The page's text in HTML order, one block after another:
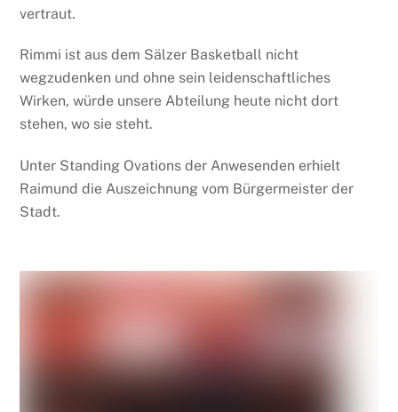
vertraut.
Rimmi ist aus dem Sälzer Basketball nicht
wegzudenken und ohne sein leidenschaftliches
Wirken, würde unsere Abteilung heute nicht dort
stehen, wo sie steht.
Unter Standing Ovations der Anwesenden erhielt
Raimund die Auszeichnung vom Bürgermeister der
Stadt.